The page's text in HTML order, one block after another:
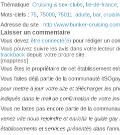
Thématique: Cruising & sex-clubs Ile-de-france
Mots-clefs : 75 75000 75011 adulte bar,
Adresse du site : http://www.bunker-
Laisser un commentaire
Vous devez être connecté(e) pour rédiger un
Vous pouvez suivre les avis dans votre lecteur
trackback depuis votre propre site.
[mappress]
Vous êtes le propriétaire de cet établissement
Vous faites déjà partie de la communauté
pour mettre à jour votre site et télécharger les
indiqués dans le mail de confirmation de votre
Vous ne faites pas encore partie de la
venez vite nous rejoindre et enrichir le guide
établissements et services présentés dans